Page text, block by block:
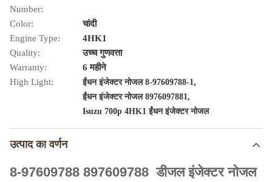
Number:
Color:
चांदी
Engine Type:
4HK1
Quality:
उच्च गुणवत्ता
Warranty:
6 महीने
High Light:
ईंधन इंजेक्टर नोजल 8-97609788-1,
ईंधन इंजेक्टर नोजल 8976097881,
Isuzu 700p 4HK1 ईंधन इंजेक्टर नोजल
उत्पाद का वर्णन
8-97609788 897609788 डीजल इंजेक्टर नोजल